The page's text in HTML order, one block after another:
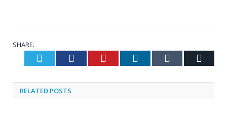
SHARE.
Twitter Facebook Pinterest LinkedIn Tumblr
RELATED POSTS